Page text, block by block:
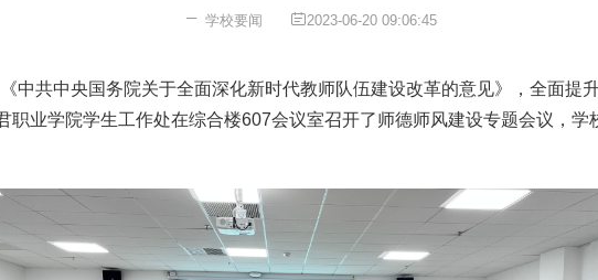
学校要闻 2023-06-20 09:06:45
中共中央国务院关于全面深化新时代教师队伍建设改革的意见》，全面提
职业学院学生工作处在综合楼607会议室召开了师德师风建设专题会议，